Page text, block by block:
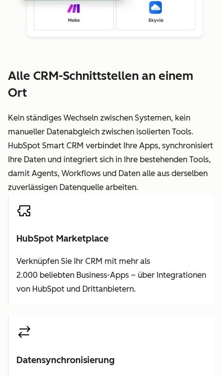
Alle CRM-Schnittstellen an einem
Ort
Kein ständiges Wechseln zwischen Systemen, kein
manueller Datenabgleich zwischen isolierten Tools.
HubSpot Smart CRM verbindet Ihre Apps, synchronisiert
Ihre Daten und integriert sich in Ihre bestehenden Tools,
damit Agents, Workflows und Daten alle aus derselben
zuverlässigen Datenquelle arbeiten.
HubSpot Marketplace
Verknüpfen Sie Ihr CRM mit mehr als
2.000 beliebten Business-Apps – über Integrationen
von HubSpot und Drittanbietern.
Datensynchronisierung